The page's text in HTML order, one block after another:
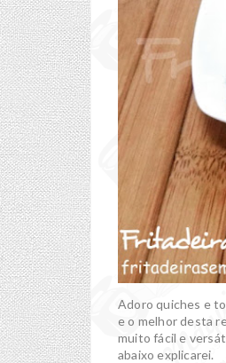
Adoro quiches e
e o melhor desta
muito fácil e
abaixo explicarei.